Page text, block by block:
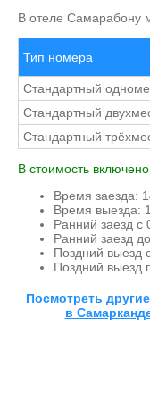
В отеле Самарабону
Тип номера
Стандартный
Стандартный
Стандартный
В стоимость
Время заезда:
Время выезда:
Ранний заезд с
Ранний заезд
Поздний выезд
Поздний выезд
Посмотреть
в